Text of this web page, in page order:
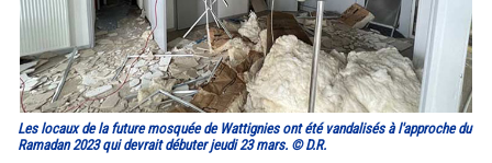
Les locaux de la future mosquée de Wattignies ont été vandalisés à l'approche du
Ramadan 2023 qui devrait débuter jeudi 23 mars. © D.R.